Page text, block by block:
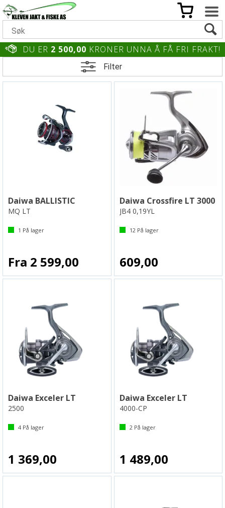
DU ER 2 500,00 KRONER UNNA Å FÅ FRI FRAKT!
Filter
Daiwa BALLISTIC
MQ LT
1 På lager
Fra 2 599,00
Daiwa Crossfire LT 3000
JB4 0,19YL
12På lager
609,00
Daiwa Exceler LT
2500
4 På lager
1 369,00
Daiwa Exceler LT
4000-CP
2På lager
1 489,00